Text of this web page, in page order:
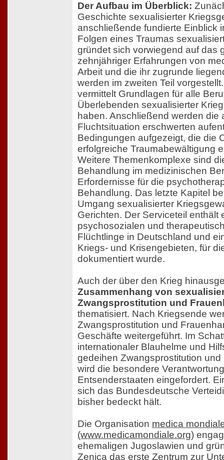
Der Aufbau im Überblick:
Geschichte sexualisierter
anschließende fundierte Einblick
Folgen eines Traumas
gründet sich vorwiegend auf das
zehnjähriger Erfahrungen von
Arbeit und die ihr zugrunde
werden im zweiten Teil
vermittelt Grundlagen für alle
Überlebenden sexualisierter
haben. Anschließend werden die
Fluchtsituation erschwerten
Bedingungen aufgezeigt, die die
erfolgreiche Traumabewältigung
Weitere Themenkomplexe sind
Behandlung im medizinischen
Erfordernisse für die
Behandlung. Das letzte Kapitel
Umgang sexualisierter
Gerichten. Der Serviceteil enthält
psychosozialen und
Flüchtlinge in Deutschland und
Kriegs- und Krisengebieten, für
dokumentiert wurde.
Auch der über den Krieg
Zusammenhang von
Zwangsprostitution und
thematisiert. Nach Kriegsende
Zwangsprostitution und
Geschäfte weitergeführt. Im
internationaler Blauhelme und
gedeihen Zwangsprostitution
wird die besondere
Entsenderstaaten eingefordert.
sich das Bundesdeutsche
bisher bedeckt hält.
Die Organisation medica
(www.medicamondiale.org)
ehemaligen Jugoslawien und
Zenica das erste Zentrum zur